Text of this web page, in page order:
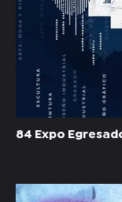
84 Expo